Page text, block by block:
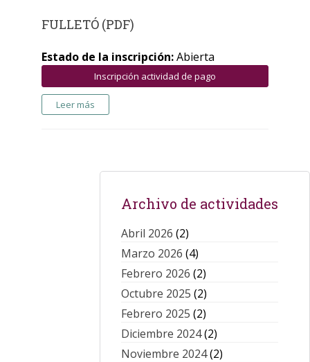
FULLETÓ (PDF)
Estado de la inscripción:Abierta
Inscripción actividad de pago
Leer más
Archivo de actividades
Abril 2026 (2)
Marzo 2026 (4)
Febrero 2026 (2)
Octubre 2025 (2)
Febrero 2025 (2)
Diciembre 2024(2)
Noviembre 2024(2)